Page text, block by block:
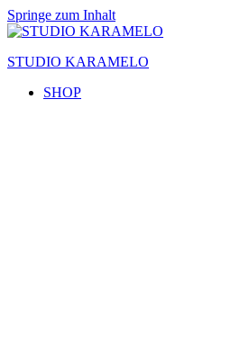
Springe zum Inhalt
STUDIO KARAMELO
SHOP